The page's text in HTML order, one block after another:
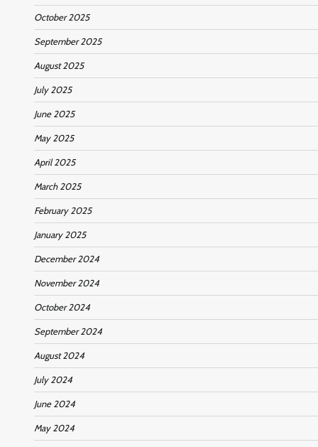
October 2025
September 2025
August 2025
July 2025
June 2025
May 2025
April 2025
March 2025
February 2025
January 2025
December 2024
November 2024
October 2024
September 2024
August 2024
July 2024
June 2024
May 2024